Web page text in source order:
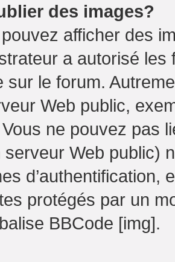
des images?
afficher des
a autorisé
sur le forum.
Web public,
ne pouvez pas
serveur Web public)
d’authentification,
protégés par un
BBCode [img].